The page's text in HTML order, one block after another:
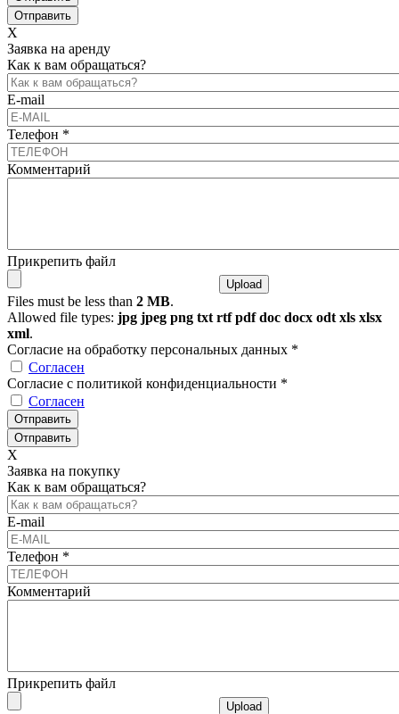
X
Заявка на аренду
Как к вам обращаться?
E-mail
Телефон *
Комментарий
Прикрепить файл
Files must be less than 2 MB.
Allowed file types: jpg jpeg png txt rtf pdf doc docx odt xls xlsx
xml.
Согласие на обработку персональных данных *
Согласен
Согласие с политикой конфиденциальности *
Согласен
X
Заявка на покупку
Как к вам обращаться?
E-mail
Телефон *
Комментарий
Прикрепить файл